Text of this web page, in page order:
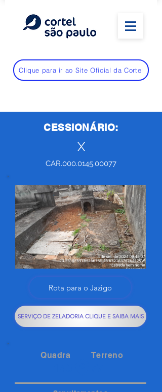
Clique para ir ao Site Oficial da Cortel
CESSIONÁRIO:
X
CAR.000.0145.00077
Rota para o Jazigo
SERVIÇO DE ZELADORIA CLIQUE E SAIBA MAIS
Quadra Terreno